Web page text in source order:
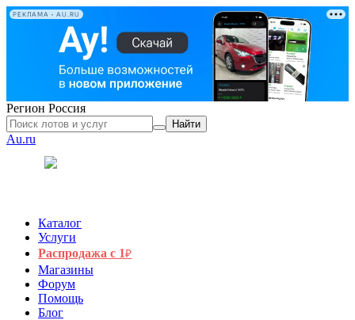
РЕКЛАМА • AU.RU
Регион Россия
Найти
Au.ru
Каталог
Услуги
Распродажа с 1₽
Магазины
Форум
Помощь
Блог